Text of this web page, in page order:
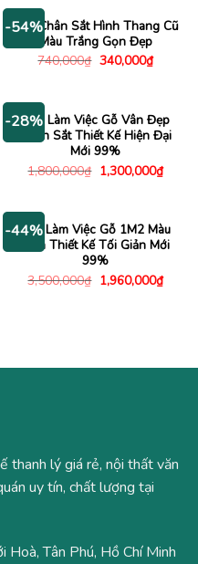
-54%
Bàn Chân Sắt Hình Thang Cũ
Màu Trắng Gọn Đẹp
740,000₫ Giá
340,000₫Giá
hiện
-28%
Bàn Làm Việc Gỗ Vân Đẹp
Chân Sắt Thiết Kế Hiện Đại
Mới 99%
1,800,000₫ Giá
gốc
1,300,000₫Giá
hiện
-44%
Bàn Làm Việc Gỗ 1M2 Màu
Đen Thiết Kế Tối Giản Mới
99%
3,500,000₫ Giá
gốc
1,960,000₫Giá
hiện
thanh lý giá rẻ, nội thất văn
uy tín, chất lượng tại
Hoà, Tân Phú, Hồ Chí Minh